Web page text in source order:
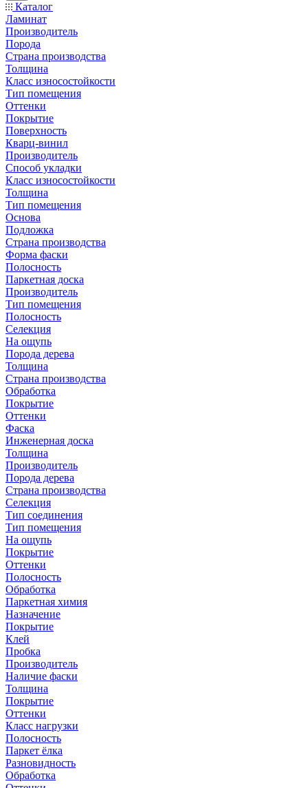
Каталог
Ламинат
Производитель
Порода
Страна производства
Толщина
Класс износостойкости
Тип помещения
Оттенки
Покрытие
Поверхность
Кварц-винил
Производитель
Способ укладки
Класс износостойкости
Толщина
Тип помещения
Основа
Подложка
Страна производства
Форма фаски
Полосность
Паркетная доска
Производитель
Тип помещения
Полосность
Селекция
На ощупь
Порода дерева
Толщина
Страна производства
Обработка
Покрытие
Оттенки
Фаска
Инженерная доска
Толщина
Производитель
Порода дерева
Страна производства
Селекция
Тип соединения
Тип помещения
На ощупь
Покрытие
Оттенки
Полосность
Обработка
Паркетная химия
Назначение
Покрытие
Клей
Пробка
Производитель
Наличие фаски
Толщина
Покрытие
Оттенки
Класс нагрузки
Полосность
Паркет ёлка
Разновидность
Обработка